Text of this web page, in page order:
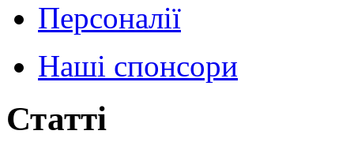
Персоналії
Наші спонсори
Статті